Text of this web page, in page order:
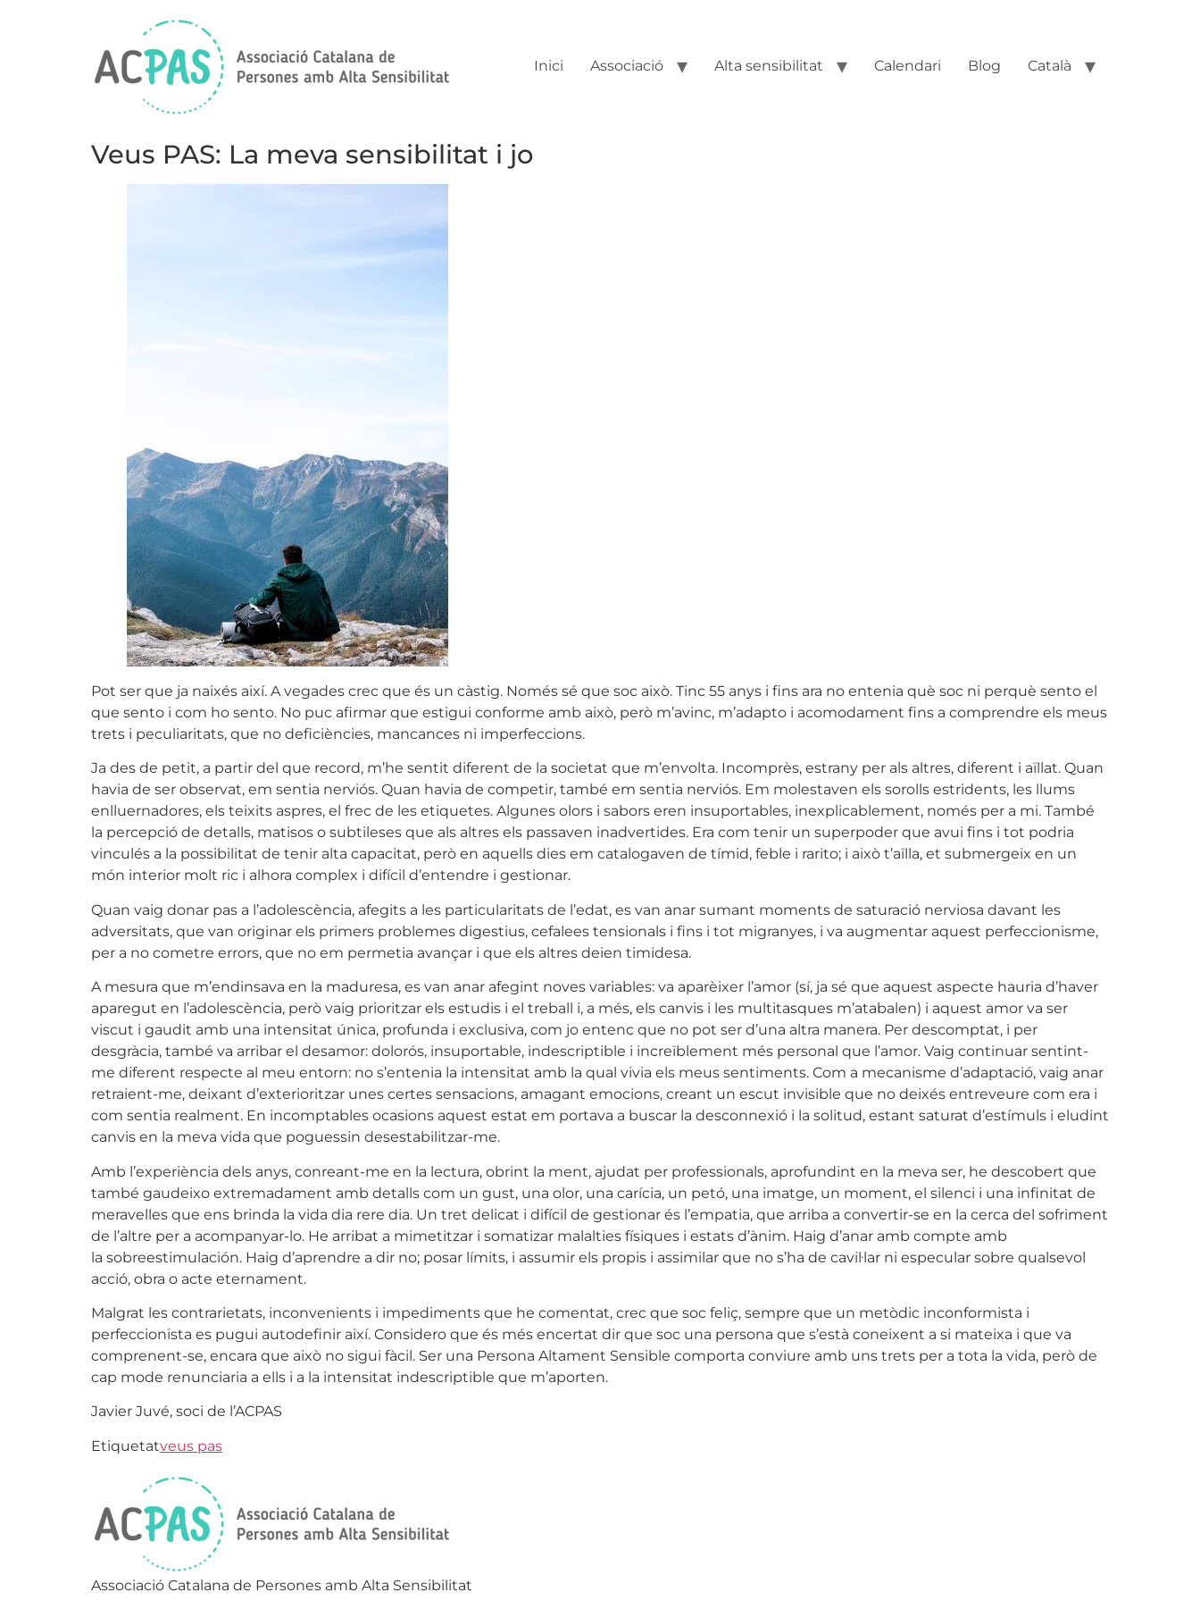
Inici Associació Alta sensibilitat Calendari Blog Català
Veus PAS: La meva sensibilitat i jo
Pot ser que ja naixés així. A vegades crec que és un càstig. Només sé que soc això. Tinc 55 anys i fins ara no entenia què soc ni perquè sento el
que sento i com ho sento. No puc afirmar que estigui conforme amb això, però m’avinc, m’adapto i acomodament fins a comprendre els meus
trets i peculiaritats, que no deficiències, mancances ni imperfeccions.
Ja des de petit, a partir del que record, m’he sentit diferent de la societat que m’envolta. Incomprès, estrany per als altres, diferent i aïllat. Quan
havia de ser observat, em sentia nerviós. Quan havia de competir, també em sentia nerviós. Em molestaven els sorolls estridents, les llums
enlluernadores, els teixits aspres, el frec de les etiquetes. Algunes olors i sabors eren insuportables, inexplicablement, només per a mi. També
la percepció de detalls, matisos o subtileses que als altres els passaven inadvertides. Era com tenir un superpoder que avui fins i tot podria
vinculés a la possibilitat de tenir alta capacitat, però en aquells dies em catalogaven de tímid, feble i rarito; i això t’aïlla, et submergeix en un
món interior molt ric i alhora complex i difícil d’entendre i gestionar.
Quan vaig donar pas a l’adolescència, afegits a les particularitats de l’edat, es van anar sumant moments de saturació nerviosa davant les
adversitats, que van originar els primers problemes digestius, cefalees tensionals i fins i tot migranyes, i va augmentar aquest perfeccionisme,
per a no cometre errors, que no em permetia avançar i que els altres deien timidesa.
A mesura que m’endinsava en la maduresa, es van anar afegint noves variables: va aparèixer l’amor (sí, ja sé que aquest aspecte hauria d’haver
aparegut en l’adolescència, però vaig prioritzar els estudis i el treball i, a més, els canvis i les multitasques m’atabalen) i aquest amor va ser
viscut i gaudit amb una intensitat única, profunda i exclusiva, com jo entenc que no pot ser d’una altra manera. Per descomptat, i per
desgràcia, també va arribar el desamor: dolorós, insuportable, indescriptible i increïblement més personal que l’amor. Vaig continuar sentint-
me diferent respecte al meu entorn: no s’entenia la intensitat amb la qual vivia els meus sentiments. Com a mecanisme d’adaptació, vaig anar
retraient-me, deixant d’exterioritzar unes certes sensacions, amagant emocions, creant un escut invisible que no deixés entreveure com era i
com sentia realment. En incomptables ocasions aquest estat em portava a buscar la desconnexió i la solitud, estant saturat d’estímuls i eludint
canvis en la meva vida que poguessin desestabilitzar-me.
Amb l’experiència dels anys, conreant-me en la lectura, obrint la ment, ajudat per professionals, aprofundint en la meva ser, he descobert que
també gaudeixo extremadament amb detalls com un gust, una olor, una carícia, un petó, una imatge, un moment, el silenci i una infinitat de
meravelles que ens brinda la vida dia rere dia. Un tret delicat i difícil de gestionar és l’empatia, que arriba a convertir-se en la cerca del sofriment
de l’altre per a acompanyar-lo. He arribat a mimetitzar i somatizar malalties físiques i estats d’ànim. Haig d’anar amb compte amb
la sobreestimulación. Haig d’aprendre a dir no; posar límits, i assumir els propis i assimilar que no s’ha de cavil·lar ni especular sobre qualsevol
acció, obra o acte eternament.
Malgrat les contrarietats, inconvenients i impediments que he comentat, crec que soc feliç, sempre que un metòdic inconformista i
perfeccionista es pugui autodefinir així. Considero que és més encertat dir que soc una persona que s’està coneixent a si mateixa i que va
comprenent-se, encara que això no sigui fàcil. Ser una Persona Altament Sensible comporta conviure amb uns trets per a tota la vida, però de
cap mode renunciaria a ells i a la intensitat indescriptible que m’aporten.
Javier Juvé, soci de l’ACPAS
Etiquetatveus pas
Associació Catalana de Persones amb Alta Sensibilitat